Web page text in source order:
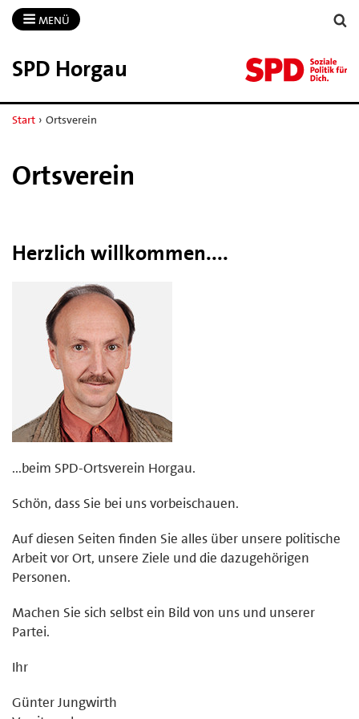
MENÜ
SPD Horgau
Start › Ortsverein
Ortsverein
Herzlich willkommen....
...beim SPD-Ortsverein Horgau.
Schön, dass Sie bei uns vorbeischauen.
Auf diesen Seiten finden Sie alles über unsere politische
Arbeit vor Ort, unsere Ziele und die dazugehörigen
Personen.
Machen Sie sich selbst ein Bild von uns und unserer
Partei.
Ihr
Günter Jungwirth